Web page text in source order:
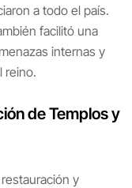
a todo el país.
facilitó una
internas y
reino.
de Templos y
y